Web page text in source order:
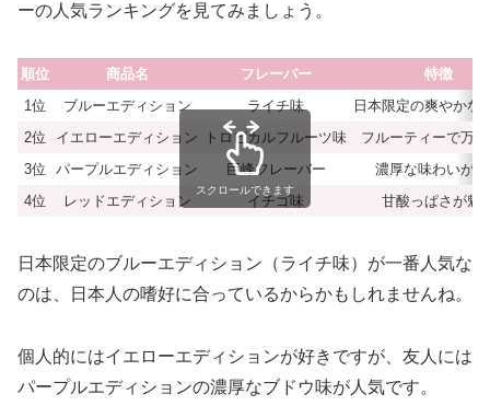
ーの人気ランキングを見てみましょう。
順位 商品名 フレーバー
特徴
1位
ブルーエディション ライチ味
日本限定の爽やかな
2位
イエローエディション トロピカルフルーツ味
フルーティーで万
3位
パープルエディション 巨峰フレーバー
濃厚な味わいが
4位
レッドエディション イチゴ味 甘酸っぱさが魅
スクロールできます
日本限定のブルーエディション（ライチ味）が一番人気な
のは、日本人の嗜好に合っているからかもしれませんね。
個人的にはイエローエディションが好きですが、友人には
パープルエディションの濃厚なブドウ味が人気です。